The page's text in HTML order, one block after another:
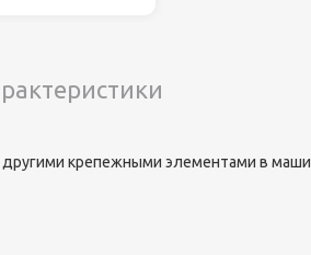
крепежными элементами в